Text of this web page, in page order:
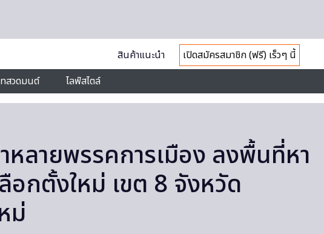
สินค้าแนะนำ
เปิดสมัครสมาชิก (ฟรี) เร็วๆ นี้
สวดมนต์ ไลฟ์สไตล์
หลายพรรคการเมือง ลงพื้นที่หา
อกตั้งใหม่ เขต 8 จังหวัด
ม่